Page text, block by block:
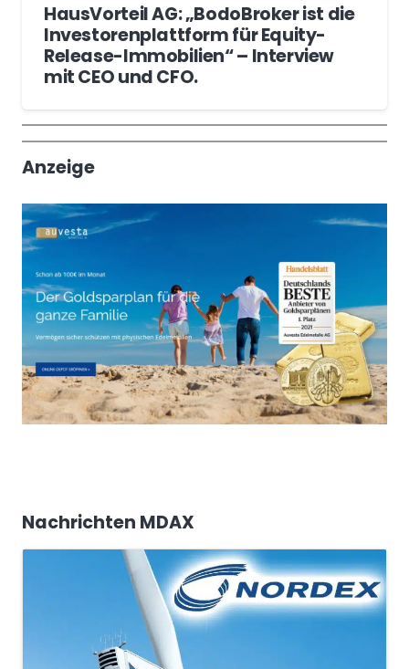
HausVorteil AG: „BodoBroker ist die
Investorenplattform für Equity-
Release-Immobilien“ – Interview
mit CEO und CFO.
Wochenrückblick
Trendthemen
Anzeige
Nachrichten MDAX